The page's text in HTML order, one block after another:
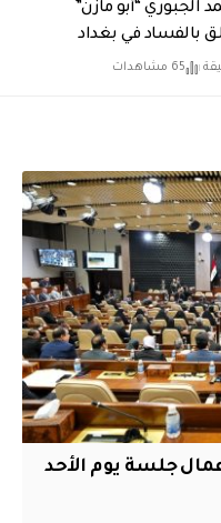
الجبوري “أبو مازن”
بالفساد في بغداد
65 مشاهدات
جلسة يوم الأحد